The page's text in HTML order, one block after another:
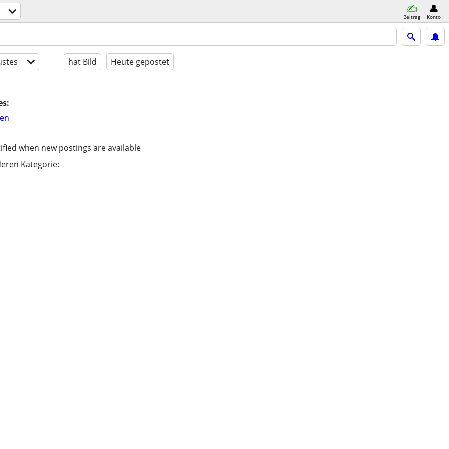
Beitrag Konto
hat Bild Heute gepostet
when new postings are available
Kategorie: